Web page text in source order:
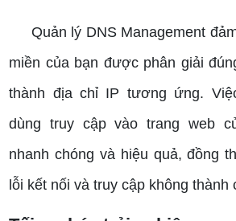
Quản lý DNS Management
miền của bạn được phân giải
thành địa chỉ IP tương ứng.
dùng truy cập vào trang web
nhanh chóng và hiệu quả, đồng
lỗi kết nối và truy cập không thành